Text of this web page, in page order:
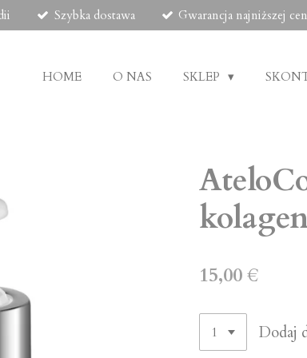
Szybka dostawa Gwarancja najniższej
HOME O NAS SKLEP
15,00 €
Dodaj